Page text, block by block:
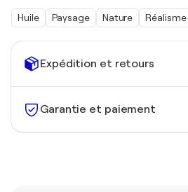
Expédition et retours
Garantie et paiement
Huile Paysage Nature Réalisme